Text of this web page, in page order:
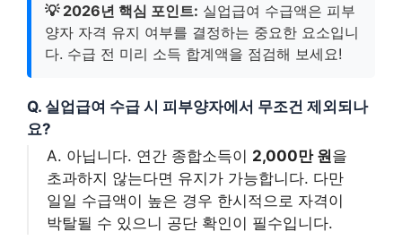
💡 2026년 핵심 포인트: 실업급여 수급액은 피부
양자 자격 유지 여부를 결정하는 중요한 요소입니
다. 수급 전 미리 소득 합계액을 점검해 보세요!
Q. 실업급여 수급 시 피부양자에서 무조건 제외되나
요?
A. 아닙니다. 연간 종합소득이 2,000만 원을
초과하지 않는다면 유지가 가능합니다. 다만
일일 수급액이 높은 경우 한시적으로 자격이
박탈될 수 있으니 공단 확인이 필수입니다.